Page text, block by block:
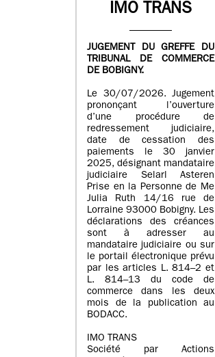
IMO TRANS
JUGEMENT DU GREFFE DU
TRIBUNAL DE COMMERCE
DE BOBIGNY.
Le 30/07/2026. Jugement
prononçant l’ouverture
d’une procédure de
redressement judiciaire,
date de cessation des
paiements le 30 janvier
2025, désignant mandataire
judiciaire Selarl Asteren
Prise en la Personne de Me
Julia Ruth 14/16 rue de
Lorraine 93000 Bobigny. Les
déclarations des créances
sont à adresser au
mandataire judiciaire ou sur
le portail électronique prévu
par les articles L. 814–2 et
L. 814–13 du code de
commerce dans les deux
mois de la publication au
BODACC.
IMO TRANS
Société par Actions